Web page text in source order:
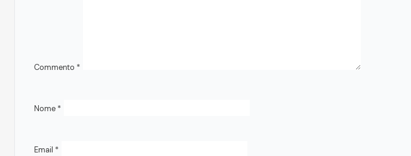
Commento *
Nome *
Email *